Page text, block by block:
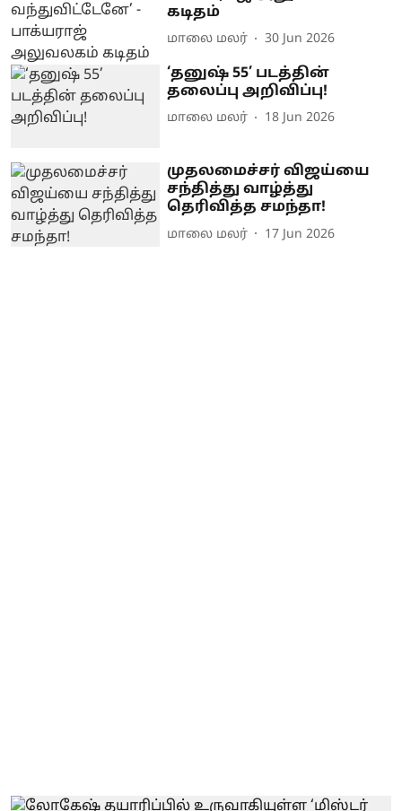
கடிதம்
மாலை மலர் 30 Jun 2026
‘தனுஷ் 55’ படத்தின்
தலைப்பு அறிவிப்பு!
மாலை மலர் 18 Jun 2026
முதலமைச்சர் விஜய்யை
சந்தித்து வாழ்த்து
தெரிவித்த சமந்தா!
மாலை மலர் 17 Jun 2026